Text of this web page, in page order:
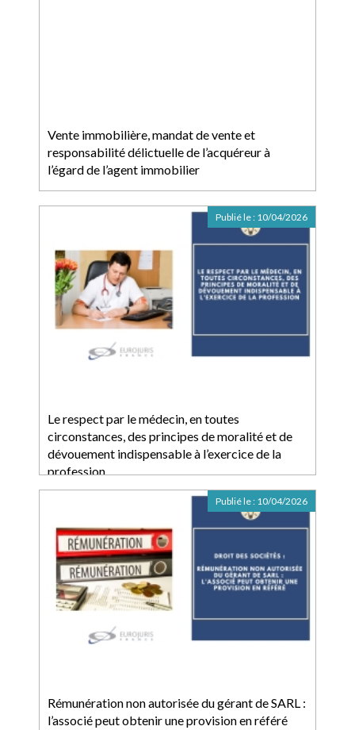
Vente immobilière, mandat de vente et
responsabilité délictuelle de l’acquéreur à
l’égard de l’agent immobilier
Le respect par le médecin, en toutes
circonstances, des principes de moralité et de
dévouement indispensable à l’exercice de la
profession
Publié le : 10/04/2026
Rémunération non autorisée du gérant de SARL :
l’associé peut obtenir une provision en référé
Publié le : 10/04/2026